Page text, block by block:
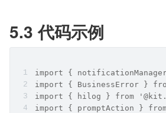
5.3 代码示例
import {
import { BusinessError }
import { hilog } from
import { promptAction }